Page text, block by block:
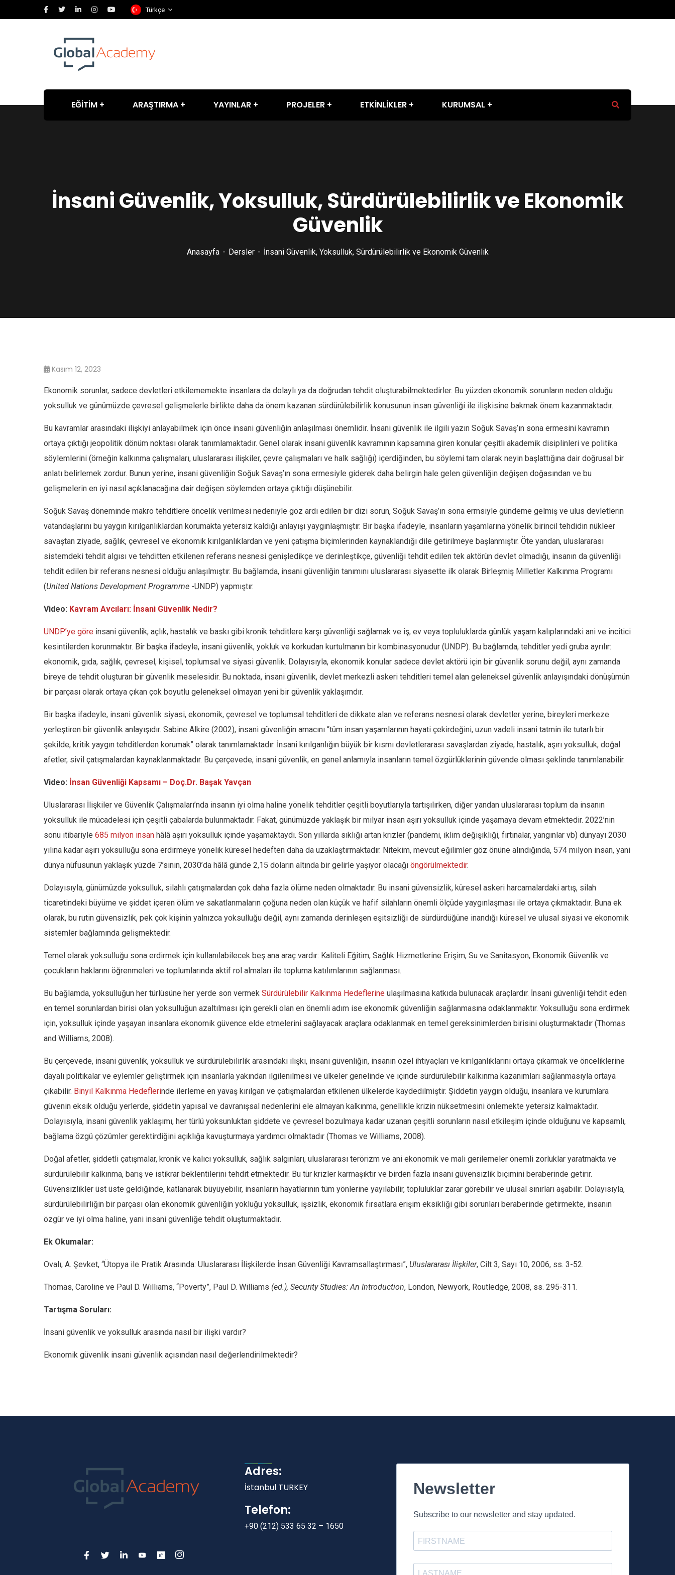
Türkçe
EĞİTİM ARAŞTIRMA YAYINLAR PROJELER ETKİNLİKLER KURUMSAL
İnsani Güvenlik, Yoksulluk, Sürdürülebilirlik ve Ekonomik
Güvenlik
Anasayfa Dersler İnsani Güvenlik, Yoksulluk, Sürdürülebilirlik ve Ekonomik Güvenlik
Kasım 12, 2023
Ekonomik sorunlar, sadece devletleri etkilememekte insanlara da dolaylı ya da doğrudan tehdit oluşturabilmektedirler. Bu yüzden ekonomik sorunların neden olduğu
yoksulluk ve günümüzde çevresel gelişmelerle birlikte daha da önem kazanan sürdürülebilirlik konusunun insan güvenliği ile ilişkisine bakmak önem kazanmaktadır.
Bu kavramlar arasındaki ilişkiyi anlayabilmek için önce insani güvenliğin anlaşılması önemlidir. İnsani güvenlik ile ilgili yazın Soğuk Savaş’ın sona ermesini kavramın
ortaya çıktığı jeopolitik dönüm noktası olarak tanımlamaktadır. Genel olarak insani güvenlik kavramının kapsamına giren konular çeşitli akademik disiplinleri ve politika
söylemlerini (örneğin kalkınma çalışmaları, uluslararası ilişkiler, çevre çalışmaları ve halk sağlığı) içerdiğinden, bu söylemi tam olarak neyin başlattığına dair doğrusal bir
anlatı belirlemek zordur. Bunun yerine, insani güvenliğin Soğuk Savaş’ın sona ermesiyle giderek daha belirgin hale gelen güvenliğin değişen doğasından ve bu
gelişmelerin en iyi nasıl açıklanacağına dair değişen söylemden ortaya çıktığı düşünebilir.
Soğuk Savaş döneminde makro tehditlere öncelik verilmesi nedeniyle göz ardı edilen bir dizi sorun, Soğuk Savaş’ın sona ermsiyle gündeme gelmiş ve ulus devletlerin
vatandaşlarını bu yaygın kırılganlıklardan korumakta yetersiz kaldığı anlayışı yaygınlaşmıştır. Bir başka ifadeyle, insanların yaşamlarına yönelik birincil tehdidin nükleer
savaştan ziyade, sağlık, çevresel ve ekonomik kırılganlıklardan ve yeni çatışma biçimlerinden kaynaklandığı dile getirilmeye başlanmıştır. Öte yandan, uluslararası
sistemdeki tehdit algısı ve tehditten etkilenen referans nesnesi genişledikçe ve derinleştikçe, güvenliği tehdit edilen tek aktörün devlet olmadığı, insanın da güvenliği
tehdit edilen bir referans nesnesi olduğu anlaşılmıştır. Bu bağlamda, insani güvenliğin tanımını uluslararası siyasette ilk olarak Birleşmiş Milletler Kalkınma Programı
(United Nations Development Programme -UNDP) yapmıştır.
Video: Kavram Avcıları: İnsani Güvenlik Nedir?
UNDP’ye göre insani güvenlik, açlık, hastalık ve baskı gibi kronik tehditlere karşı güvenliği sağlamak ve iş, ev veya topluluklarda günlük yaşam kalıplarındaki ani ve incitici
kesintilerden korunmaktır. Bir başka ifadeyle, insani güvenlik, yokluk ve korkudan kurtulmanın bir kombinasyonudur (UNDP). Bu bağlamda, tehditler yedi gruba ayrılır:
ekonomik, gıda, sağlık, çevresel, kişisel, toplumsal ve siyasi güvenlik. Dolayısıyla, ekonomik konular sadece devlet aktörü için bir güvenlik sorunu değil, aynı zamanda
bireye de tehdit oluşturan bir güvenlik meselesidir. Bu noktada, insani güvenlik, devlet merkezli askeri tehditleri temel alan geleneksel güvenlik anlayışındaki dönüşümün
bir parçası olarak ortaya çıkan çok boyutlu geleneksel olmayan yeni bir güvenlik yaklaşımdır.
Bir başka ifadeyle, insani güvenlik siyasi, ekonomik, çevresel ve toplumsal tehditleri de dikkate alan ve referans nesnesi olarak devletler yerine, bireyleri merkeze
yerleştiren bir güvenlik anlayışıdır. Sabine Alkire (2002), insani güvenliğin amacını “tüm insan yaşamlarının hayati çekirdeğini, uzun vadeli insani tatmin ile tutarlı bir
şekilde, kritik yaygın tehditlerden korumak” olarak tanımlamaktadır. İnsani kırılganlığın büyük bir kısmı devletlerarası savaşlardan ziyade, hastalık, aşırı yoksulluk, doğal
afetler, sivil çatışmalardan kaynaklanmaktadır. Bu çerçevede, insani güvenlik, en genel anlamıyla insanların temel özgürlüklerinin güvende olması şeklinde tanımlanabilir.
Video: İnsan Güvenliği Kapsamı – Doç.Dr. Başak Yavçan
Uluslararası İlişkiler ve Güvenlik Çalışmaları’nda insanın iyi olma haline yönelik tehditler çeşitli boyutlarıyla tartışılırken, diğer yandan uluslararası toplum da insanın
yoksulluk ile mücadelesi için çeşitli çabalarda bulunmaktadır. Fakat, günümüzde yaklaşık bir milyar insan aşırı yoksulluk içinde yaşamaya devam etmektedir. 2022’nin
sonu itibariyle 685 milyon insan hâlâ aşırı yoksulluk içinde yaşamaktaydı. Son yıllarda sıklığı artan krizler (pandemi, iklim değişikliği, fırtınalar, yangınlar vb) dünyayı 2030
yılına kadar aşırı yoksulluğu sona erdirmeye yönelik küresel hedeften daha da uzaklaştırmaktadır. Nitekim, mevcut eğilimler göz önüne alındığında, 574 milyon insan, yani
dünya nüfusunun yaklaşık yüzde 7’sinin, 2030’da hâlâ günde 2,15 doların altında bir gelirle yaşıyor olacağı öngörülmektedir.
Dolayısıyla, günümüzde yoksulluk, silahlı çatışmalardan çok daha fazla ölüme neden olmaktadır. Bu insani güvensizlik, küresel askeri harcamalardaki artış, silah
ticaretindeki büyüme ve şiddet içeren ölüm ve sakatlanmaların çoğuna neden olan küçük ve hafif silahların önemli ölçüde yaygınlaşması ile ortaya çıkmaktadır. Buna ek
olarak, bu rutin güvensizlik, pek çok kişinin yalnızca yoksulluğu değil, aynı zamanda derinleşen eşitsizliği de sürdürdüğüne inandığı küresel ve ulusal siyasi ve ekonomik
sistemler bağlamında gelişmektedir.
Temel olarak yoksulluğu sona erdirmek için kullanılabilecek beş ana araç vardır: Kaliteli Eğitim, Sağlık Hizmetlerine Erişim, Su ve Sanitasyon, Ekonomik Güvenlik ve
çocukların haklarını öğrenmeleri ve toplumlarında aktif rol almaları ile topluma katılımlarının sağlanması.
Bu bağlamda, yoksulluğun her türlüsüne her yerde son vermek Sürdürülebilir Kalkınma Hedeflerine ulaşılmasına katkıda bulunacak araçlardır. İnsani güvenliği tehdit eden
en temel sorunlardan birisi olan yoksulluğun azaltılması için gerekli olan en önemli adım ise ekonomik güvenliğin sağlanmasına odaklanmaktır. Yoksulluğu sona erdirmek
için, yoksulluk içinde yaşayan insanlara ekonomik güvence elde etmelerini sağlayacak araçlara odaklanmak en temel gereksinimlerden birisini oluşturmaktadır (Thomas
and Williams, 2008).
Bu çerçevede, insani güvenlik, yoksulluk ve sürdürülebilirlik arasındaki ilişki, insani güvenliğin, insanın özel ihtiyaçları ve kırılganlıklarını ortaya çıkarmak ve önceliklerine
dayalı politikalar ve eylemler geliştirmek için insanlarla yakından ilgilenilmesi ve ülkeler genelinde ve içinde sürdürülebilir kalkınma kazanımları sağlanmasıyla ortaya
çıkabilir. Binyıl Kalkınma Hedeflerinde ilerleme en yavaş kırılgan ve çatışmalardan etkilenen ülkelerde kaydedilmiştir. Şiddetin yaygın olduğu, insanlara ve kurumlara
güvenin eksik olduğu yerlerde, şiddetin yapısal ve davranışsal nedenlerini ele almayan kalkınma, genellikle krizin nüksetmesini önlemekte yetersiz kalmaktadır.
Dolayısıyla, insani güvenlik yaklaşımı, her türlü yoksunluktan şiddete ve çevresel bozulmaya kadar uzanan çeşitli sorunların nasıl etkileşim içinde olduğunu ve kapsamlı,
bağlama özgü çözümler gerektirdiğini açıklığa kavuşturmaya yardımcı olmaktadır (Thomas ve Williams, 2008).
Doğal afetler, şiddetli çatışmalar, kronik ve kalıcı yoksulluk, sağlık salgınları, uluslararası terörizm ve ani ekonomik ve mali gerilemeler önemli zorluklar yaratmakta ve
sürdürülebilir kalkınma, barış ve istikrar beklentilerini tehdit etmektedir. Bu tür krizler karmaşıktır ve birden fazla insani güvensizlik biçimini beraberinde getirir.
Güvensizlikler üst üste geldiğinde, katlanarak büyüyebilir, insanların hayatlarının tüm yönlerine yayılabilir, topluluklar zarar görebilir ve ulusal sınırları aşabilir. Dolayısıyla,
sürdürülebilirliğin bir parçası olan ekonomik güvenliğin yokluğu yoksulluk, işsizlik, ekonomik fırsatlara erişim eksikliği gibi sorunları beraberinde getirmekte, insanın
özgür ve iyi olma haline, yani insani güvenliğe tehdit oluşturmaktadır.
Ek Okumalar:
Ovalı, A. Şevket, “Ütopya ile Pratik Arasında: Uluslararası İlişkilerde İnsan Güvenliği Kavramsallaştırması”, Uluslararası İlişkiler, Cilt 3, Sayı 10, 2006, ss. 3-52.
Thomas, Caroline ve Paul D. Williams, “Poverty”, Paul D. Williams (ed.), Security Studies: An Introduction, London, Newyork, Routledge, 2008, ss. 295-311.
Tartışma Soruları:
İnsani güvenlik ve yoksulluk arasında nasıl bir ilişki vardır?
Ekonomik güvenlik insani güvenlik açısından nasıl değerlendirilmektedir?
Adres:
İstanbul TURKEY
Telefon:
+90 (212) 533 65 32 – 1650
Newsletter
Subscribe to our newsletter and stay updated.